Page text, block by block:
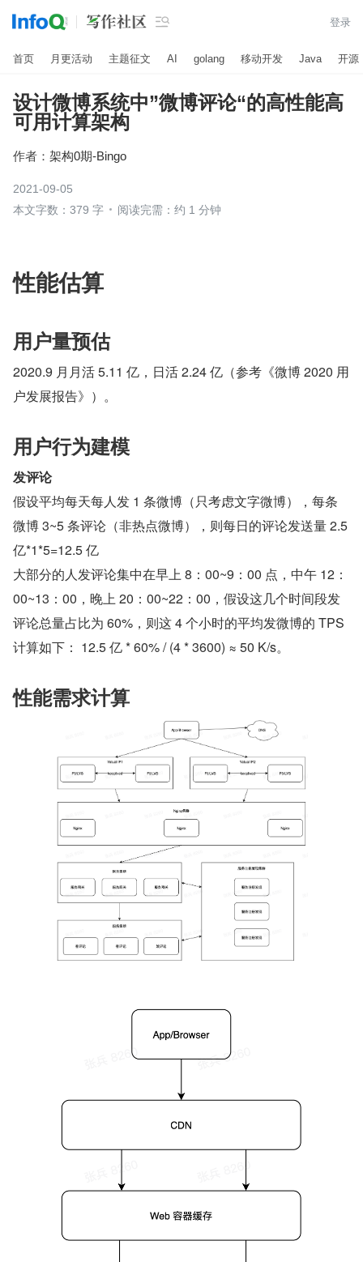
 登录
首页 月更活动 主题征文 AI golang 移动开发 Java 开源
设计微博系统中”微博评论“的高性能高
可用计算架构
作者： 架构0期-Bingo
2021-09-05
本文字数：379 字
阅读完需：约 1 分钟
性能估算
用户量预估
2020.9 月月活 5.11 亿，日活 2.24 亿（参考《微博 2020 用
户发展报告》）。
用户行为建模
发评论
假设平均每天每人发 1 条微博（只考虑文字微博），每条
微博 3~5 条评论（非热点微博），则每日的评论发送量 2.5
亿*1*5=12.5 亿
大部分的人发评论集中在早上 8：00~9：00 点，中午 12：
00~13：00，晚上 20：00~22：00，假设这几个时间段发
评论总量占比为 60%，则这 4 个小时的平均发微博的 TPS
计算如下： 12.5 亿 * 60% / (4 * 3600) ≈ 50 K/s。
性能需求计算